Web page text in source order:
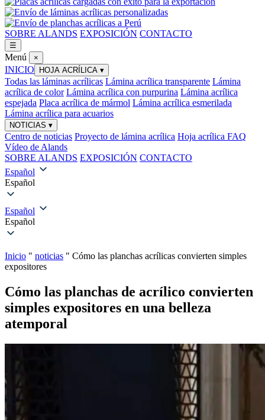
SOBRE ALANDS EXPOSICIÓN CONTACTO
☰
Menú ×
INICIO HOJA ACRÍLICA ▾
Todas las láminas acrílicas Lámina acrílica transparente Lámina
acrílica de color Lámina acrílica con purpurina Lámina acrílica
espejada Placa acrílica de mármol Lámina acrílica esmerilada
Lámina acrílica para acuarios
NOTICIAS ▾
Centro de noticias Proyecto de lámina acrílica Hoja acrílica FAQ
Vídeo de Alands
SOBRE ALANDS EXPOSICIÓN CONTACTO
Español
Español
Español
Español
Inicio " noticias " Cómo las planchas acrílicas convierten simples
expositores
Cómo las planchas de acrílico convierten
simples expositores en una belleza
atemporal